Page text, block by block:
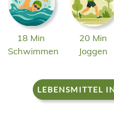
18 Min
Schwimmen
20 Min
Joggen
LEBENSMITTEL